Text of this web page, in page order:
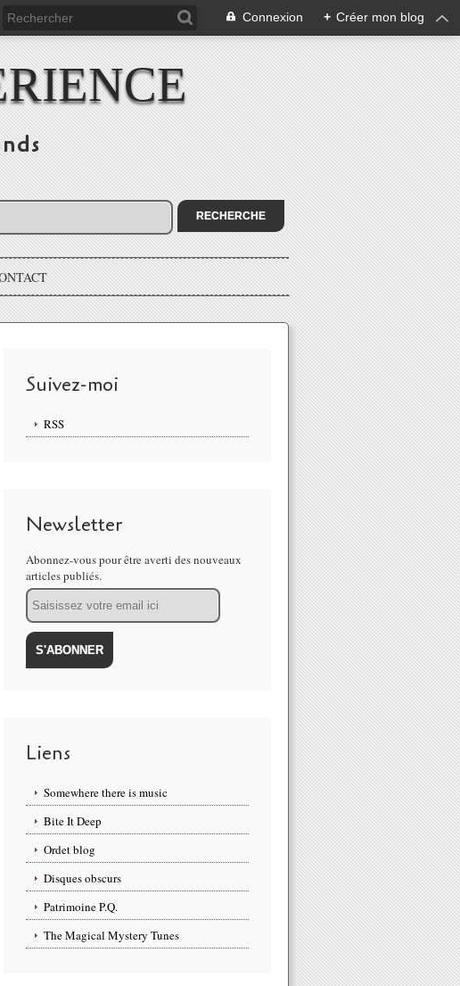
Connexion + Créer mon blog
Suivez-moi
RSS
Newsletter
Abonnez-vous pour être averti des nouveaux
articles publiés.
Email
Liens
Somewhere there is music
Bite It Deep
Ordet blog
Disques obscurs
Patrimoine P.Q.
The Magical Mystery Tunes